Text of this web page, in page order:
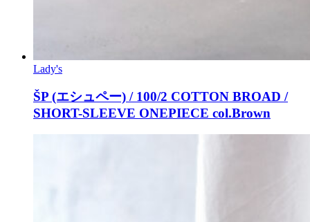
Lady's
ŠP (エシュペー) / 100/2 COTTON BROAD /
SHORT-SLEEVE ONEPIECE col.Brown